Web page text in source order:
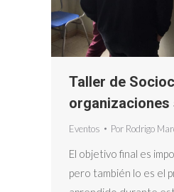
Taller de
organizaciones
Eventos Por Rodrigo
El objetivo final es
pero también lo es el